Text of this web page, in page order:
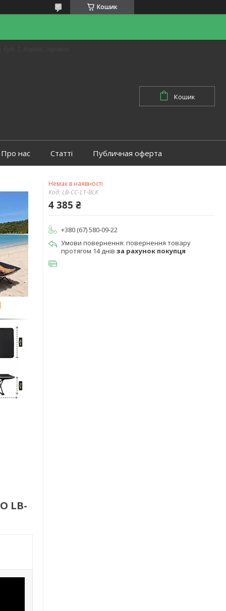
Кошик
Кошик
Про нас Статті Публичная оферта
LB-
Немає в наявності
Код:LB-CC-L1-BLK
4 385 ₴
+380 (67) 580-09-22
повернення товару
протягом 14 днів за рахунок покупця